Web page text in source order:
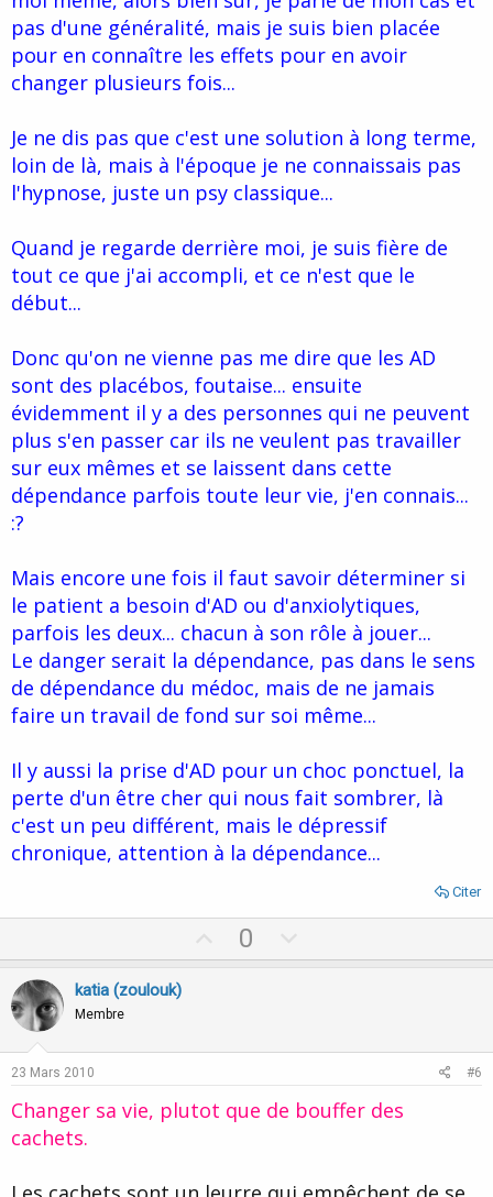
pas d'une généralité, mais je suis bien placée
pour en connaître les effets pour en avoir
changer plusieurs fois...
Je ne dis pas que c'est une solution à long terme,
loin de là, mais à l'époque je ne connaissais pas
l'hypnose, juste un psy classique...
Quand je regarde derrière moi, je suis fière de
tout ce que j'ai accompli, et ce n'est que le
début...
Donc qu'on ne vienne pas me dire que les AD
sont des placébos, foutaise... ensuite
évidemment il y a des personnes qui ne peuvent
plus s'en passer car ils ne veulent pas travailler
sur eux mêmes et se laissent dans cette
dépendance parfois toute leur vie, j'en connais...
:?
Mais encore une fois il faut savoir déterminer si
le patient a besoin d'AD ou d'anxiolytiques,
parfois les deux... chacun à son rôle à jouer...
Le danger serait la dépendance, pas dans le sens
de dépendance du médoc, mais de ne jamais
faire un travail de fond sur soi même...
Il y aussi la prise d'AD pour un choc ponctuel, la
perte d'un être cher qui nous fait sombrer, là
c'est un peu différent, mais le dépressif
chronique, attention à la dépendance...
Citer
p
0
o
e
katia (zoulouk)
Membre
23 Mars 2010 #6
Changer sa vie, plutot que de bouffer des
cachets.